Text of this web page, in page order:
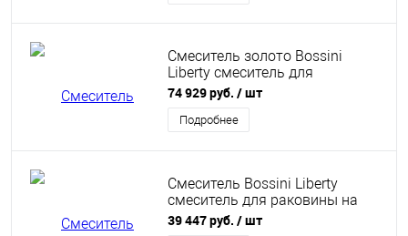
Смеситель золото Bossini
Liberty смеситель для
раковины, 3 отв.
74 929 руб. / шт
Подробнее
Смеситель Bossini Liberty
смеситель для раковины на
три отверстия хром
39 447 руб. / шт